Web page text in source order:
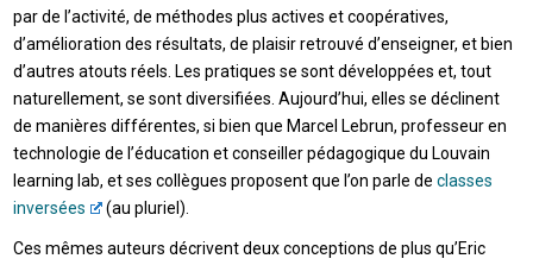
par de l’activité, de méthodes plus actives et coopératives,
d’amélioration des résultats, de plaisir retrouvé d’enseigner, et bien
d’autres atouts réels. Les pratiques se sont développées et, tout
naturellement, se sont diversifiées. Aujourd’hui, elles se déclinent
de manières différentes, si bien que Marcel Lebrun, professeur en
technologie de l’éducation et conseiller pédagogique du Louvain
learning lab, et ses collègues proposent que l’on parle declasses
inversées
(au pluriel).
Ces mêmes auteurs décrivent deux conceptions de plus qu’Eric